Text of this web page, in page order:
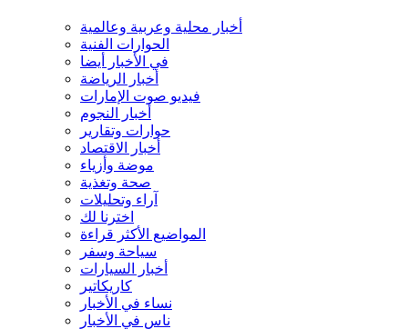
أخبار محلية وعربية وعالمية
الحوارات الفنية
في الأخبار أيضا
أخبار الرياضة
فيديو صوت الإمارات
أخبار النجوم
حوارات وتقارير
أخبار الاقتصاد
موضة وأزياء
صحة وتغذية
آراء وتحليلات
اخترنا لك
المواضيع الأكثر قراءة
سياحة وسفر
أخبار السيارات
كاريكاتير
نساء في الأخبار
ناس في الأخبار